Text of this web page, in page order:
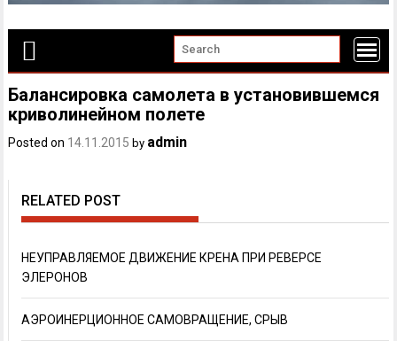
Балансировка самолета в установившемся
криволинейном полете
Posted on 14.11.2015 by admin
RELATED POST
НЕУПРАВЛЯЕМОЕ ДВИЖЕНИЕ КРЕНА ПРИ РЕВЕРСЕ
ЭЛЕРОНОВ
АЭРОИНЕРЦИОННОЕ САМОВРАЩЕНИЕ, СРЫВ